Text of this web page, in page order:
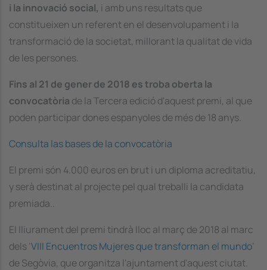
i la innovació social, i amb uns resultats que
constitueixen un referent en el desenvolupament i la
transformació de la societat, millorant la qualitat de vida
de les persones.
Fins al 21 de gener de 2018 es troba oberta la
convocatòria de la Tercera edició d'aquest premi, al que
poden participar dones espanyoles de més de 18 anys.
Consulta las bases de la convocatòria
El premi són 4.000 euros en brut i un diploma acreditatiu,
y serà destinat al projecte pel qual treballi la candidata
premiada..
El lliurament del premi tindrà lloc al març de 2018 al marc
dels ‘VIII Encuentros Mujeres que transforman el mundo’
de Segòvia, que organitza l'ajuntament d'aquest ciutat.